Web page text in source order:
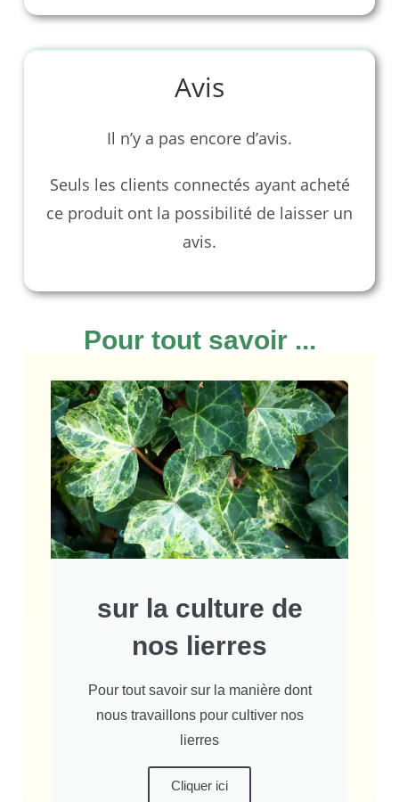
Avis
Il n’y a pas encore d’avis.
Seuls les clients connectés ayant acheté
ce produit ont la possibilité de laisser un
avis.
Pour tout savoir ...
sur la culture de
nos lierres
Pour tout savoir sur la manière dont
nous travaillons pour cultiver nos
lierres
Cliquer ici